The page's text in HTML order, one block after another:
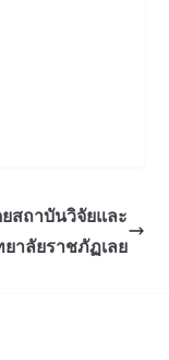
สถาบันวิจัยและ
าลัยราชภัฏเลย